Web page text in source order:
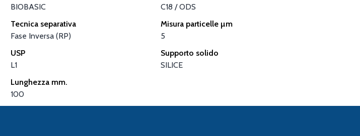
BIOBASIC
C18 / ODS
Tecnica separativa
Fase Inversa (RP)
Misura particelle µm
5
USP
L1
Supporto solido
SILICE
Lunghezza mm.
100